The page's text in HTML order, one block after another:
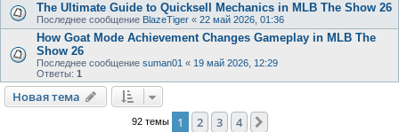
The Ultimate Guide to Quicksell Mechanics in MLB The Show 26
Последнее сообщение BlazeTiger « 22 май 2026, 01:36
How Goat Mode Achievement Changes Gameplay in MLB The
Show 26
Последнее сообщение suman01 « 19 май 2026, 12:29
Ответы: 1
Новая тема
92 темы 1 2 3 4